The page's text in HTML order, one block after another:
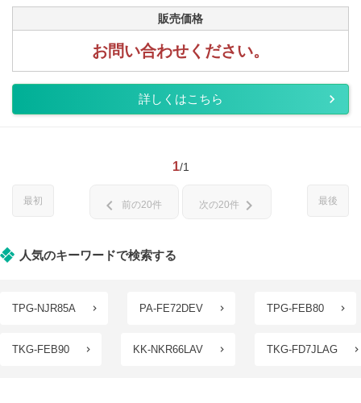
販売価格
お問い合わせください。
詳しくはこちら
1/1
最初 最後
chevron_left 前の20件 次の20件 chevron_right
人気のキーワードで検索する
TPG-NJR85A PA-FE72DEV TPG-FEB80
TKG-FEB90 KK-NKR66LAV TKG-FD7JLAG